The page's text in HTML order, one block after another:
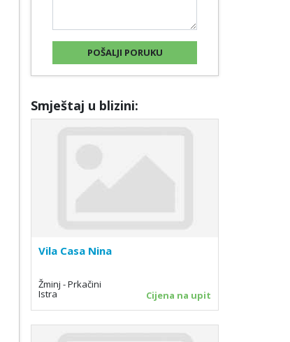
Smještaj u blizini:
Vila Casa Nina
Žminj - Prkačini
Istra Cijena na upit